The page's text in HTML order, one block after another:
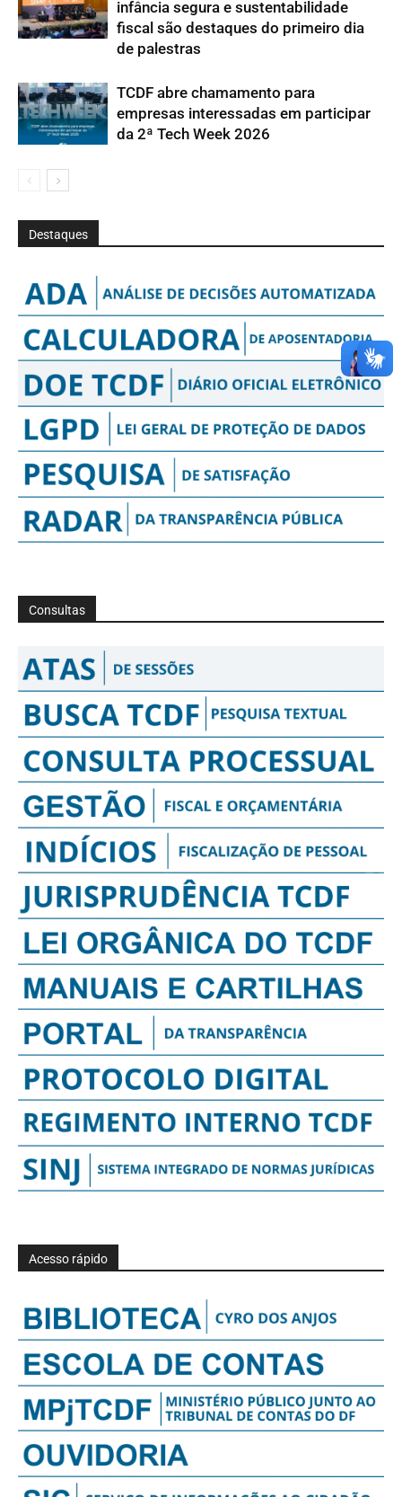
infância segura e sustentabilidade
fiscal são destaques do primeiro dia
de palestras
TCDF abre chamamento para
empresas interessadas em participar
da 2ª Tech Week 2026
Destaques
Consultas
Acesso rápido